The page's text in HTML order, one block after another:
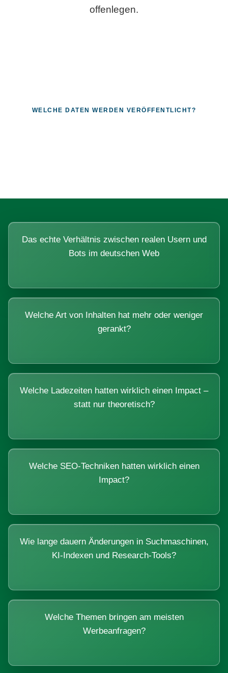
offenlegen.
WELCHE DATEN WERDEN VERÖFFENTLICHT?
Das echte Verhältnis zwischen realen Usern und
Bots im deutschen Web
Welche Art von Inhalten hat mehr oder weniger
gerankt?
Welche Ladezeiten hatten wirklich einen Impact –
statt nur theoretisch?
Welche SEO-Techniken hatten wirklich einen
Impact?
Wie lange dauern Änderungen in Suchmaschinen,
KI-Indexen und Research-Tools?
Welche Themen bringen am meisten
Werbeanfragen?